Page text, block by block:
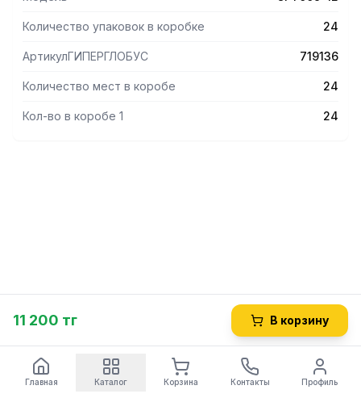
Количество упаковок в коробке 24
АртикулГИПЕРГЛОБУС 719136
Количество мест в коробе 24
Кол-во в коробе 1 24
11 200 тг В корзину
Главная Каталог Корзина Контакты Профиль